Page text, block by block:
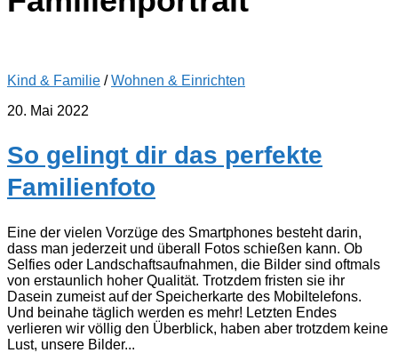
Kind & Familie /Wohnen & Einrichten
20. Mai 2022
So gelingt dir das perfekte
Familienfoto
Eine der vielen Vorzüge des Smartphones besteht darin,
dass man jederzeit und überall Fotos schießen kann. Ob
Selfies oder Landschaftsaufnahmen, die Bilder sind oftmals
von erstaunlich hoher Qualität. Trotzdem fristen sie ihr
Dasein zumeist auf der Speicherkarte des Mobiltelefons.
Und beinahe täglich werden es mehr! Letzten Endes
verlieren wir völlig den Überblick, haben aber trotzdem keine
Lust, unsere Bilder...